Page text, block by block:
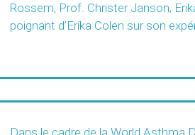
Rossem, Prof. Christer Janson,
poignant d’Erika Colen sur son
Dans le cadre de la World Asthma